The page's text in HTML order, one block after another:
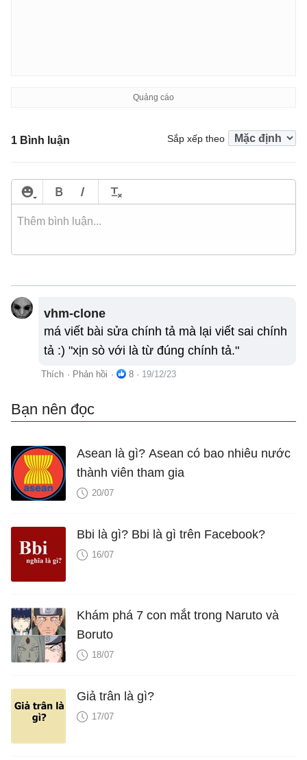
1 Bình luận Sắp xếp theo
vhm-clone
má viết bài sửa chính tả mà lại viết sai chính
tả :) "xịn sò với là từ đúng chính tả."
Thích · Phản hồi · 8 · 19/12/23
Bạn nên đọc
Asean là gì? Asean có bao nhiêu nước
thành viên tham gia
20/07
Bbi là gì? Bbi là gì trên Facebook?
16/07
Khám phá 7 con mắt trong Naruto và
Boruto
18/07
Giả trân là gì?
17/07